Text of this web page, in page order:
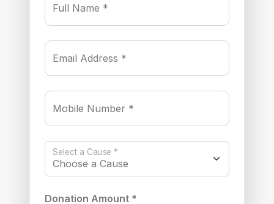
Full Name *
Email Address *
Mobile Number *
Select a Cause *
Donation Amount *